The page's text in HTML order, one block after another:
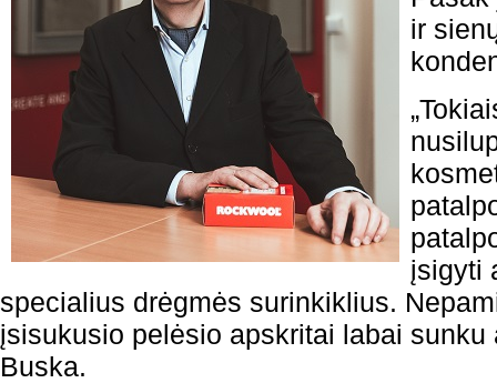
ir
įsigyti
specialius drėgmės surinkiklius.
įsisukusio pelėsio apskritai labai sunku
Buska.